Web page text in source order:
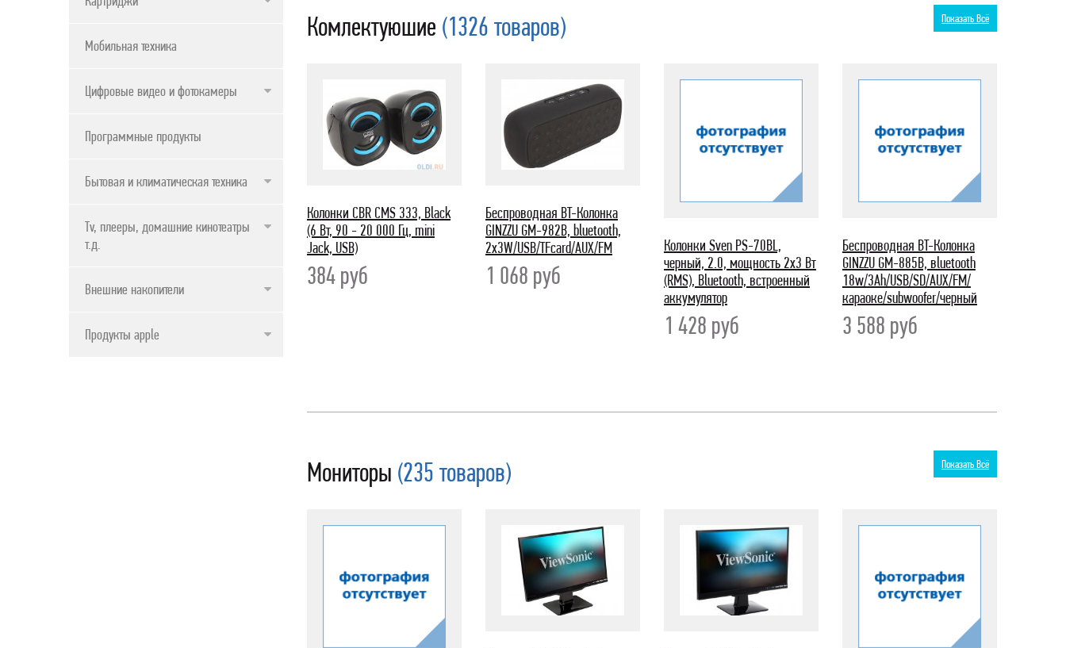
Мобильная техника
Цифровые видео и фотокамеры
Программные продукты
Бытовая и климатическая техника
Tv, плееры, домашние кинотеатры и
т.д.
Внешние накопители
Продукты apple
Комлектуюшие (1326 товаров) Показать Всё
Колонки CBR CMS 333, Black
(6 Вт, 90 - 20 000 Гц, mini
Jack, USB)
384руб
Беспроводная BT-Колонка
GINZZU GM-982B, bluetooth,
2x3W/USB/TFcard/AUX/FM
1 068 руб
Колонки Sven PS-70BL,
черный, 2.0, мощность 2x3 Вт
(RMS), Bluetooth, встроенный
аккумулятор
1 428 руб
Беспроводная BT-Колонка
GINZZU GM-885B, вluetooth
18w/3Ah/USB/SD/AUX/FM/
караоке/subwoofer/черный
3 588 руб
Мониторы (235 товаров) Показать Всё